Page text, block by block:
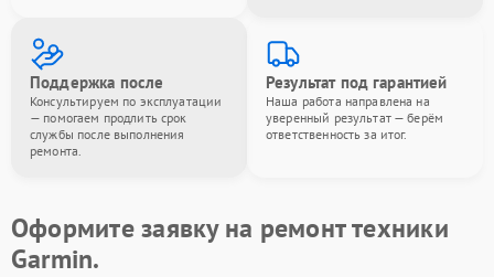
Поддержка после
Консультируем по эксплуатации
— помогаем продлить срок
службы после выполнения
ремонта.
Результат под гарантией
Наша работа направлена на
уверенный результат — берём
ответственность за итог.
Оформите заявку на ремонт техники
Garmin.